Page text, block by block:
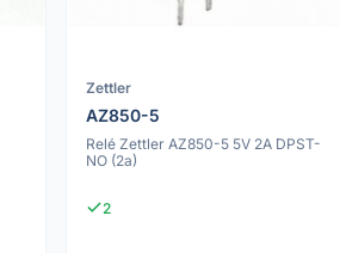
Zettler
AZ850-5
Relé Zettler AZ850-5 5V 2A DPST-
NO (2a)
2